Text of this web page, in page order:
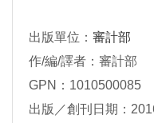
出版單位： 審計部
作/編/譯者：審計部
GPN：1010500085
出版／創刊日期：